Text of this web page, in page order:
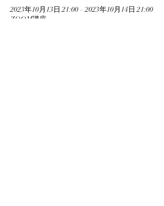
2023年10月13日 21:00 – 2023年10月14日 21:00
ZOOM講座